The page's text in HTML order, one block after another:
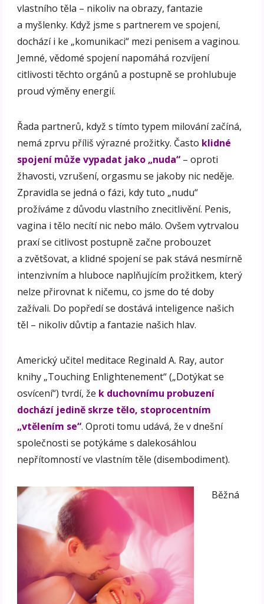
vlastního těla – nikoliv na obrazy, fantazie
a myšlenky. Když jsme s partnerem ve spojení,
dochází i ke „komunikaci“ mezi penisem a vaginou.
Jemné, vědomé spojení napomáhá rozvíjení
citlivosti těchto orgánů a postupně se prohlubuje
proud výměny energií.
Řada partnerů, když s tímto typem milování začíná,
nemá zprvu příliš výrazné prožitky. Často klidné
spojení může vypadat jako „nuda“ – oproti
žhavosti, vzrušení, orgasmu se jakoby nic neděje.
Zpravidla se jedná o fázi, kdy tuto „nudu“
prožíváme z důvodu vlastního znecitlivění. Penis,
vagina i tělo necítí nic nebo málo. Ovšem vytrvalou
praxí se citlivost postupně začne probouzet
a zvětšovat, a klidné spojení se pak stává nesmírně
intenzivním a hluboce naplňujícím prožitkem, který
nelze přirovnat k ničemu, co jsme do té doby
zažívali. Do popředí se dostává inteligence našich
těl – nikoliv důvtip a fantazie našich hlav.
Americký učitel meditace Reginald A. Ray, autor
knihy „Touching Enlightenement“ („Dotýkat se
osvícení“) tvrdí, že k duchovnímu probuzení
dochází jedině skrze tělo, stoprocentním
„vtělením se“. Oproti tomu udává, že v dnešní
společnosti se potýkáme s dalekosáhlou
nepřítomností ve vlastním těle (disembodiment).
Běžná